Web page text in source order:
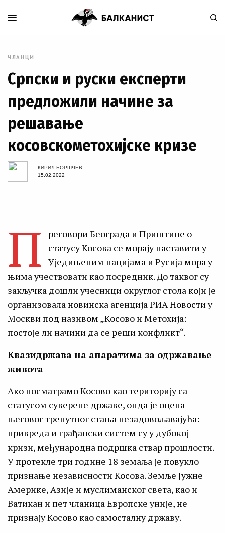
ЧЛАНЦИ
Српски и руски експерти
предложили начине за
решавање
косовскометохијске кризе
КИРИЛ БОРШЧЕВ
15.02.2022
П
реговори Београда и Приштине о
статусу Косова се морају наставити у
Уједињеним нацијама и Русија мора у
њима учествовати као посредник. До таквог су
закључка дошли учесници округлог стола који је
организовала новинска агенција РИА Новости у
Москви под називом „Косово и Метохија:
постоје ли начини да се реши конфликт“.
Квазидржава на апаратима за одржавање
живота
Ако посматрамо Косово као територију са
статусом суверене државе, онда је оцена
његовог тренутног стања незадовољавајућа:
привреда и грађански систем су у дубокој
кризи, међународна подршка ствар прошлости.
У протекле три године 18 земаља је повукло
признање независности Косова. Земље Јужне
Америке, Азије и муслиманског света, као и
Ватикан и пет чланица Европске уније, не
признају Косово као самосталну државу.